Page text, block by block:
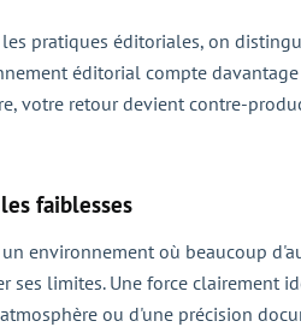
pratiques éditoriales, on
éditorial compte
votre retour devient contre-
faiblesses
environnement où beaucoup
limites. Une force
ou d'une précision